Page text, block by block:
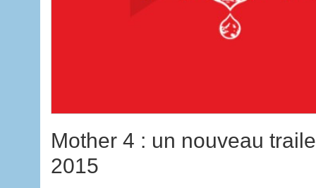
Mother 4 : un nouveau
2015